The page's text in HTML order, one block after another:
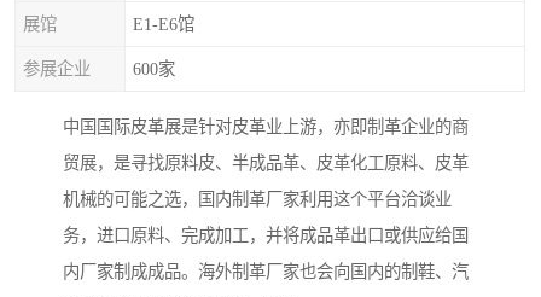
展馆 E1-E6馆
参展企业 600家
中国国际皮革展是针对皮革业上游，亦即制革企业的商
贸展，是寻找原料皮、半成品革、皮革化工原料、皮革
机械的可能之选，国内制革厂家利用这个平台洽谈业
务，进口原料、完成加工，并将成品革出口或供应给国
内厂家制成成品。海外制革厂家也会向国内的制鞋、汽